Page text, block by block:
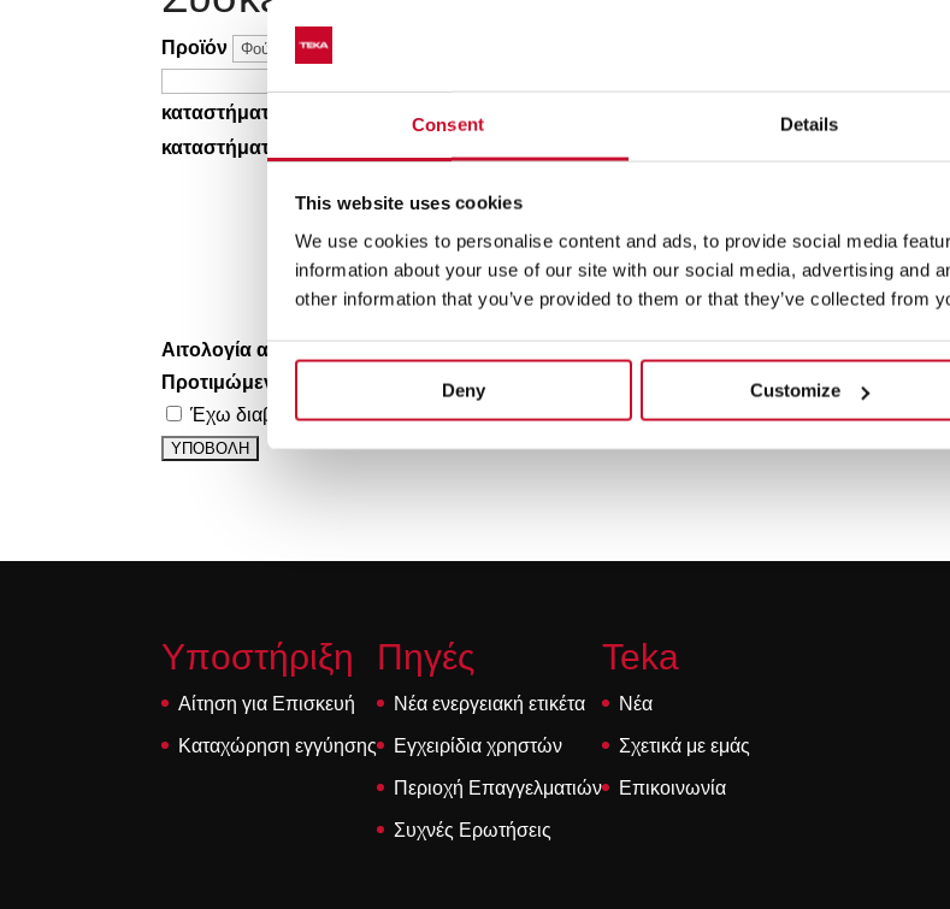
Consent Details
This website uses cookies
We use cookies to personalise content and ads, to provide social media
information about your use of our site with our social media, advertising and
other information that you’ve provided to them or that they’ve collected from
Deny Customize
Προϊόν
καταστήματος
Διεύθυνση καταστήματος
καταστήματος
Αιτολογία αιτήματος
Προτιμώμενη ημέρα
Προτιμώμενη ώρα
Έχω διαβάσει και αποδέχομαι τηνΠολιτική Απορρήτου
Υποστήριξη
Αίτηση για Επισκευή
Καταχώρηση εγγύησης
Πηγές
Νέα ενεργειακή ετικέτα
Εγχειρίδια χρηστών
Περιοχή Επαγγελματιών
Συχνές Ερωτήσεις
Teka
Νέα
Σχετικά με εμάς
Επικοινωνία